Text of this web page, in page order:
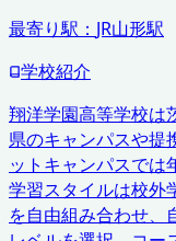
最寄り駅： JR山形駅
学校紹介
翔洋学園高等学校は
県のキャンパスや提
ットキャンパスでは
学習スタイルは校外
を自由組み合わせ、